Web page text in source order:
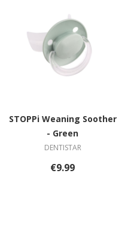
STOPPi Weaning Soother
- Green
DENTISTAR
€9.99